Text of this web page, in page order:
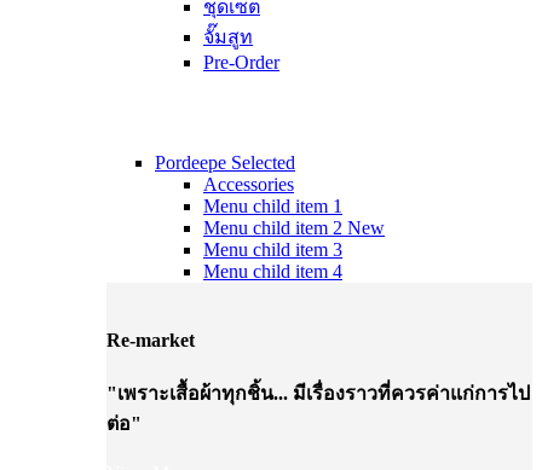
ชุดเซ็ต
จั๊มสูท
Pre-Order
Pordeepe Selected
Accessories
Menu child item 1
Menu child item 2 New
Menu child item 3
Menu child item 4
Re-market
"เพราะเสื้อผ้าทุกชิ้น... มีเรื่องราวที่ควรค่าแก่การไป
ต่อ"